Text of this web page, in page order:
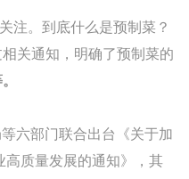
注。到底什么是预制菜？
关通知，明确了预制菜的
六部门联合出台《关于加
高质量发展的通知》，其